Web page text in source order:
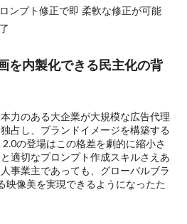
ンプト修正で即 柔軟な修正が可能
を内製化できる民主化の背
力のある大企業が大規模な広告代理
占し、ブランドイメージを構築する
の登場はこの格差を劇的に縮小さ
適切なプロンプト作成スキルさえあ
事業主であっても、グローバルブラ
映像美を実現できるようになったた